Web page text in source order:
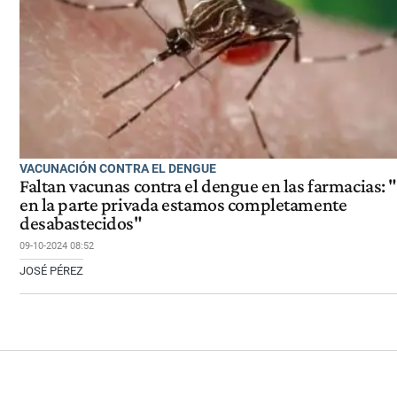
VACUNACIÓN CONTRA EL DENGUE
Faltan vacunas contra el dengue en las farmacias:
en la parte privada estamos completamente
desabastecidos"
09-10-2024 08:52
JOSÉ PÉREZ